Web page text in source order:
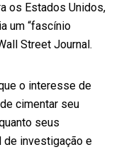
os Estados Unidos,
um “fascínio
Street Journal.
o interesse de
cimentar seu
seus
investigação e